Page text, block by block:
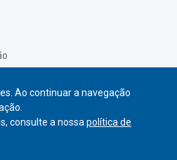
Ao continuar a navegação
consulte a nossapolítica de